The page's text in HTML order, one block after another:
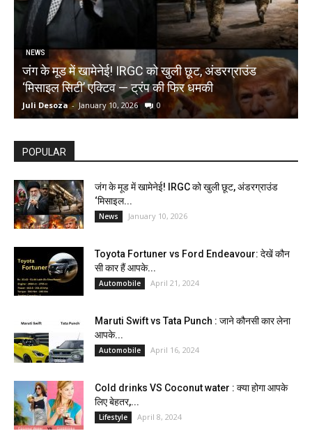
NEWS
जंग के मूड में खामेनेई! IRGC को खुली छूट, अंडरग्राउंड
‘मिसाइल सिटी’ एक्टिव — ट्रंप की फिर धमकी
Juli Desoza - January 10, 2026 0
POPULAR
जंग के मूड में खामेनेई! IRGC को खुली छूट, अंडरग्राउंड
‘मिसाइल...
News January 10, 2026
Toyota Fortuner vs Ford Endeavour: देखें कौन
सी कार हैं आपके...
Automobile April 21, 2024
Maruti Swift vs Tata Punch : जाने कौनसी कार लेना
आपके...
Automobile April 16, 2024
Cold drinks VS Coconut water : क्या होगा आपके
लिए बेहतर,...
Lifestyle April 8, 2024